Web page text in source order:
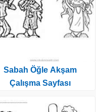
Sabah Öğle Akşam
Çalışma Sayfası